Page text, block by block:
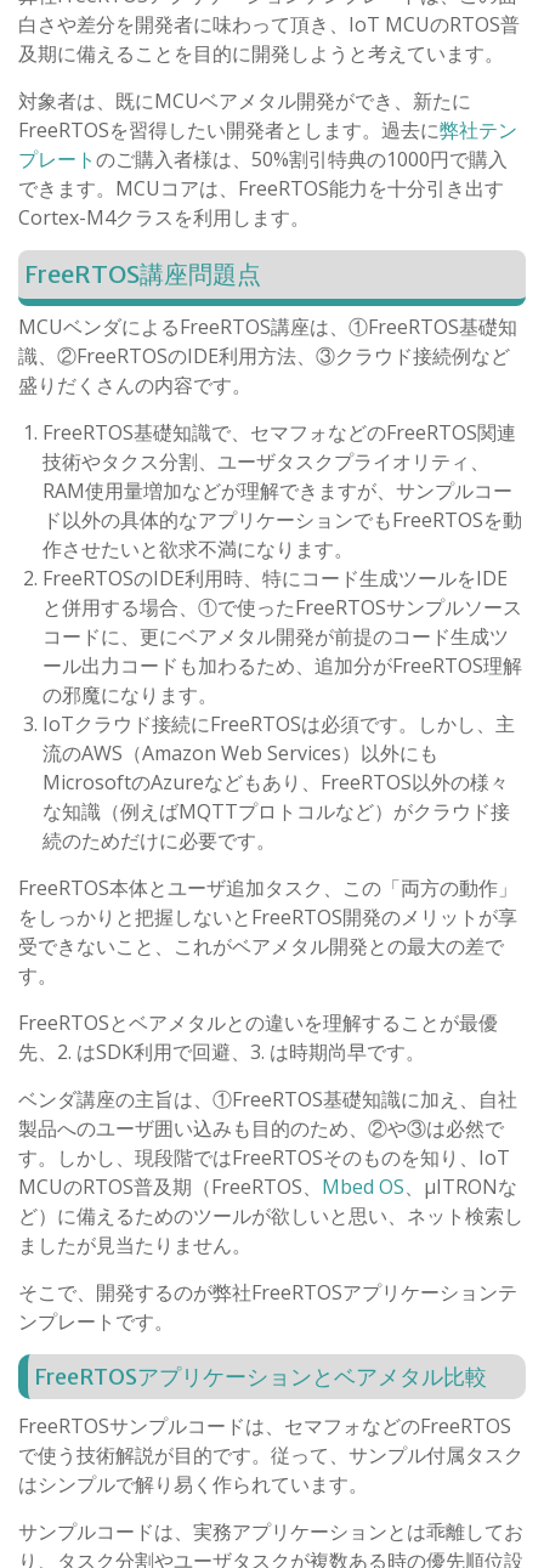
白さや差分を開発者に味わって頂き、IoT MCUのRTOS普
及期に備えることを目的に開発しようと考えています。
対象者は、既にMCUベアメタル開発ができ、新たに
FreeRTOSを習得したい開発者とします。過去に弊社テン
プレートのご購入者様は、50%割引特典の1000円で購入
できます。MCUコアは、FreeRTOS能力を十分引き出す
Cortex-M4クラスを利用します。
FreeRTOS講座問題点
MCUベンダによるFreeRTOS講座は、①FreeRTOS基礎知
識、②FreeRTOSのIDE利用方法、③クラウド接続例など
盛りだくさんの内容です。
FreeRTOS基礎知識で、セマフォなどのFreeRTOS関連
技術やタクス分割、ユーザタスクプライオリティ、
RAM使用量増加などが理解できますが、サンプルコー
ド以外の具体的なアプリケーションでもFreeRTOSを動
作させたいと欲求不満になります。
FreeRTOSのIDE利用時、特にコード生成ツールをIDE
と併用する場合、①で使ったFreeRTOSサンプルソース
コードに、更にベアメタル開発が前提のコード生成ツ
ール出力コードも加わるため、追加分がFreeRTOS理解
の邪魔になります。
IoTクラウド接続にFreeRTOSは必須です。しかし、主
流のAWS（Amazon Web Services）以外にも
MicrosoftのAzureなどもあり、FreeRTOS以外の様々
な知識（例えばMQTTプロトコルなど）がクラウド接
続のためだけに必要です。
FreeRTOS本体とユーザ追加タスク、この「両方の動作」
をしっかりと把握しないとFreeRTOS開発のメリットが享
受できないこと、これがベアメタル開発との最大の差で
す。
FreeRTOSとベアメタルとの違いを理解することが最優
先、2. はSDK利用で回避、3. は時期尚早です。
ベンダ講座の主旨は、①FreeRTOS基礎知識に加え、自社
製品へのユーザ囲い込みも目的のため、②や③は必然で
す。しかし、現段階ではFreeRTOSそのものを知り、IoT
MCUのRTOS普及期（FreeRTOS、 Mbed OS、μITRONな
ど）に備えるためのツールが欲しいと思い、ネット検索し
ましたが見当たりません。
そこで、開発するのが弊社FreeRTOSアプリケーションテ
ンプレートです。
FreeRTOSアプリケーションとベアメタル比較
FreeRTOSサンプルコードは、セマフォなどのFreeRTOS
で使う技術解説が目的です。従って、サンプル付属タスク
はシンプルで解り易く作られています。
サンプルコードは、実務アプリケーションとは乖離してお
り、タスク分割やユーザタスクが複数ある時の優先順位設